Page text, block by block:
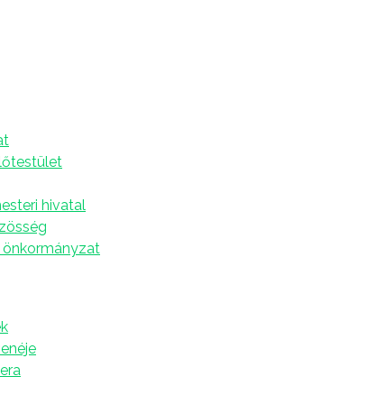
hivatal
önkormányzat
az óbecsei tanulók a szünidőre, hogyan
születnek a csillagok, és hogy milyen gyorsan